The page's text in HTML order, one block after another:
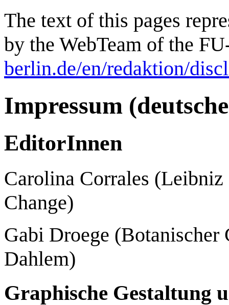
The text of this pages
by the WebTeam of the
berlin.de/en/redaktion/
Impressum
EditorInnen
Carolina Corrales
Change)
Gabi Droege
Dahlem)
Graphische Gestaltung